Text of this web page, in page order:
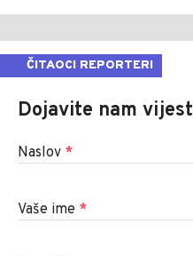
ČITAOCI REPORTERI
Dojavite nam vijest
Naslov *
Vaše ime *